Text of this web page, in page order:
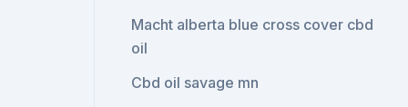
Macht alberta blue cross cover cbd
oil
Cbd oil savage mn